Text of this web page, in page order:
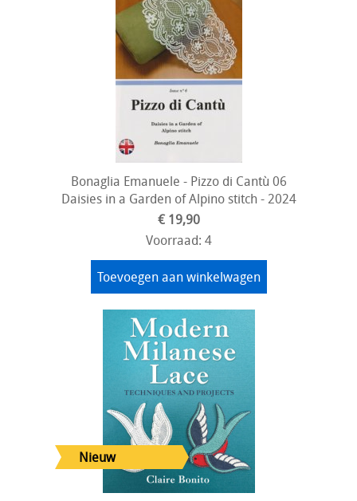
Bonaglia Emanuele - Pizzo di Cantù 06
Daisies in a Garden of Alpino stitch - 2024
€ 19,90
Voorraad: 4
Toevoegen aan winkelwagen